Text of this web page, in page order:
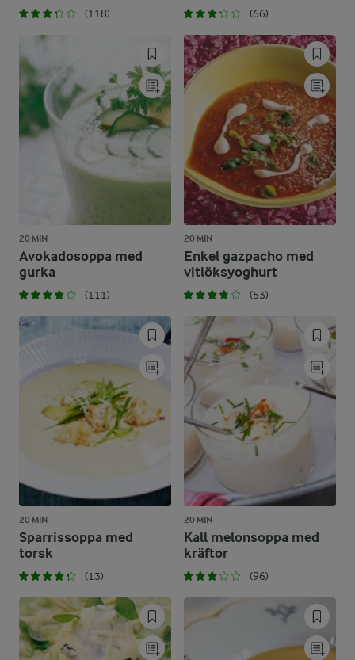
(118) (66)
20 MIN
Avokadosoppa med
gurka
(111)
20 MIN
Enkel gazpacho med
vitlöksyoghurt
(53)
20 MIN
Sparrissoppa med
torsk
(13)
20 MIN
Kall melonsoppa med
kräftor
(96)